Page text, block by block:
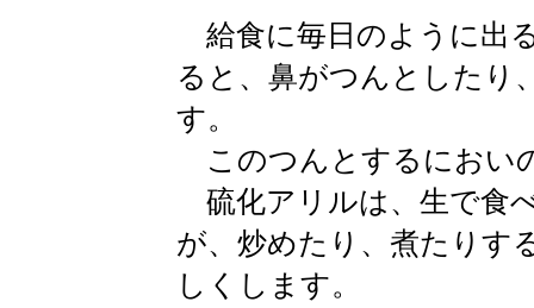
給食に毎日のように出
ると、鼻がつんとしたり
す。
このつんとするにおい
硫化アリルは、生で食
が、炒めたり、煮たりす
しくします。